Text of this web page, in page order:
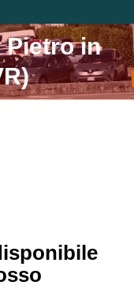
Pietro in